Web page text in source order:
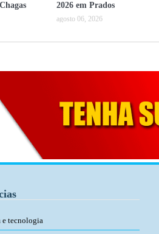
2026 em Prados
agosto 06, 2026
e tecnologia